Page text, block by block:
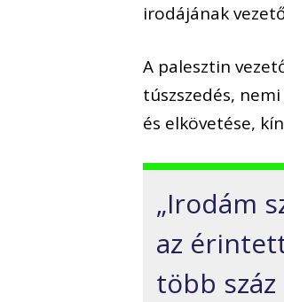
irodájának
A palesztin
túszszedés,
és elkövetése,
„Irodám
az
több